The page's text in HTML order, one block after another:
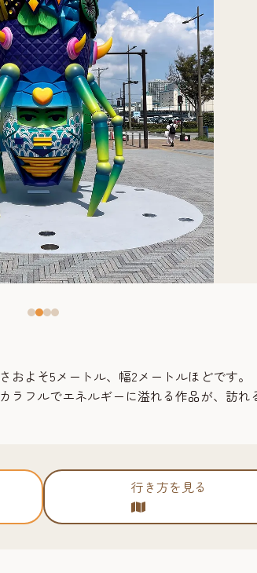
よそ5メートル、幅2メートルほどです。
フルでエネルギーに溢れる作品が、訪
行き方を見る